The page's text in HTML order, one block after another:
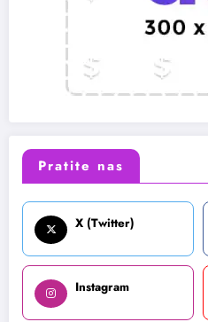
Pratite nas
X (Twitter)
Instagram